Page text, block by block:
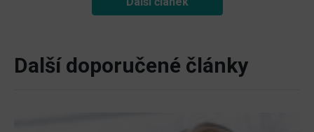
Další doporučené články